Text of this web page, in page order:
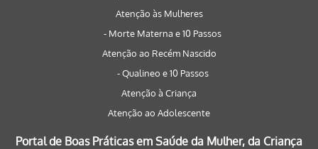
Atenção às Mulheres
- Morte Materna e 10 Passos
Atenção ao Recém Nascido
- Qualineo e 10 Passos
Atenção à Criança
Atenção ao Adolescente
Portal de Boas Práticas em Saúde da Mulher, da Criança